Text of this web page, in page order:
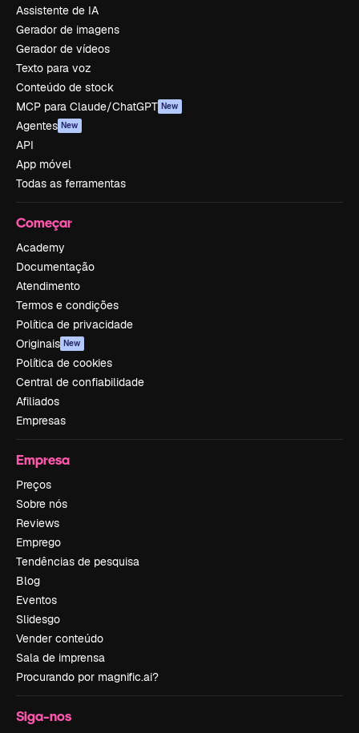
Assistente de IA
Gerador de imagens
Gerador de vídeos
Texto para voz
Conteúdo de stock
MCP para Claude/ChatGPT New
Agentes New
API
App móvel
Todas as ferramentas
Começar
Academy
Documentação
Atendimento
Termos e condições
Política de privacidade
Originais New
Política de cookies
Central de confiabilidade
Afiliados
Empresas
Empresa
Preços
Sobre nós
Reviews
Emprego
Tendências de pesquisa
Blog
Eventos
Slidesgo
Vender conteúdo
Sala de imprensa
Procurando por magnific.ai?
Siga-nos